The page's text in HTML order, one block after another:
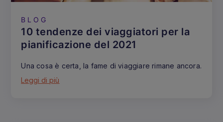
BLOG
10 tendenze dei viaggiatori per la
pianificazione del 2021
Una cosa è certa, la fame di viaggiare rimane ancora.
Leggi di più